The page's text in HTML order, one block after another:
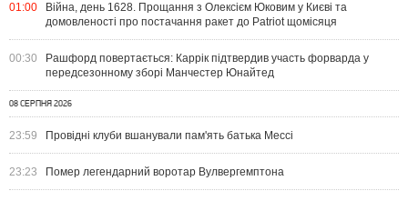
01:00
Війна, день 1628. Прощання з Олексієм Юковим у Києві та
домовленості про постачання ракет до Patriot щомісяця
00:30
Рашфорд повертається: Каррік підтвердив участь форварда у
передсезонному зборі Манчестер Юнайтед
08 СЕРПНЯ 2026
23:59 Провідні клуби вшанували пам'ять батька Мессі
23:23 Помер легендарний воротар Вулвергемптона